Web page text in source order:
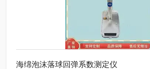
海绵泡沫落球回弹系数测定仪